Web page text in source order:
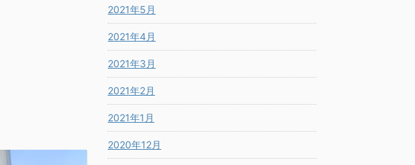
2021年5月
2021年4月
2021年3月
2021年2月
2021年1月
2020年12月